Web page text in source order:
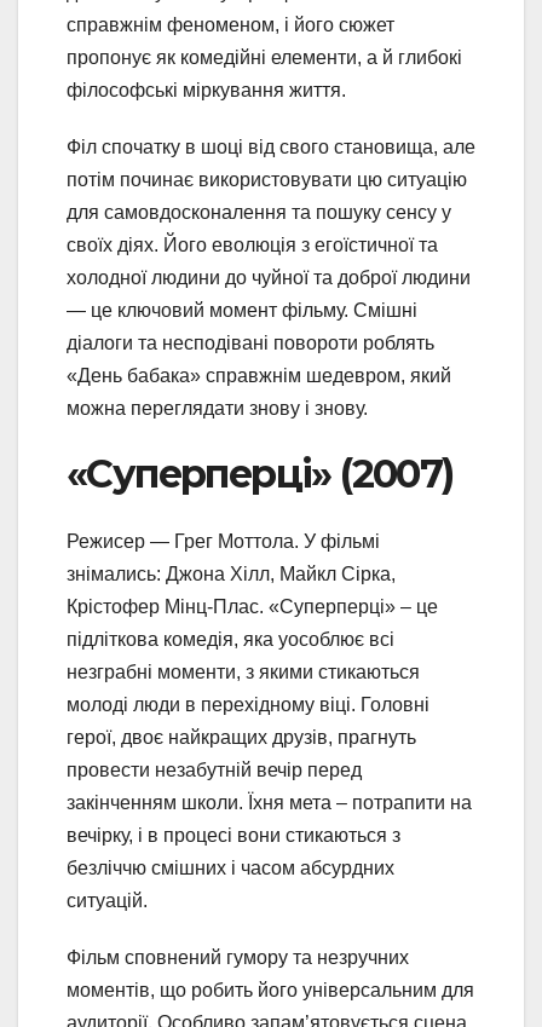
справжнім феноменом, і його сюжет
пропонує як комедійні елементи, а й глибокі
філософські міркування життя.
Філ спочатку в шоці від свого становища, але
потім починає використовувати цю ситуацію
для самовдосконалення та пошуку сенсу у
своїх діях. Його еволюція з егоїстичної та
холодної людини до чуйної та доброї людини
— це ключовий момент фільму. Смішні
діалоги та несподівані повороти роблять
«День бабака» справжнім шедевром, який
можна переглядати знову і знову.
«Суперперці» (2007)
Режисер — Грег Моттола. У фільмі
знімались: Джона Хілл, Майкл Сірка,
Крістофер Мінц-Плас. «Суперперці» – це
підліткова комедія, яка уособлює всі
незграбні моменти, з якими стикаються
молоді люди в перехідному віці. Головні
герої, двоє найкращих друзів, прагнуть
провести незабутній вечір перед
закінченням школи. Їхня мета – потрапити на
вечірку, і в процесі вони стикаються з
безліччю смішних і часом абсурдних
ситуацій.
Фільм сповнений гумору та незручних
моментів, що робить його універсальним для